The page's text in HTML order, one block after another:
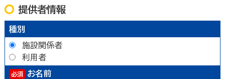
提供者情報
種別
施設関係者
利用者
お名前